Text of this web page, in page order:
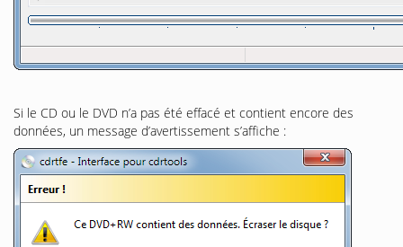
Si le CD ou le DVD n’a pas été effacé et contient encore des
données, un message d’avertissement s’affiche :